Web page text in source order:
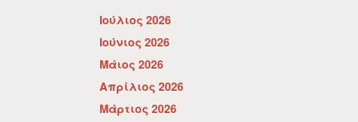
Ιούλιος 2026
Ιούνιος 2026
Μάιος 2026
Απρίλιος 2026
Μάρτιος 2026